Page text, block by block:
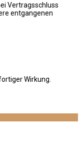
Vertragsschluss
entgangenen
Wirkung.